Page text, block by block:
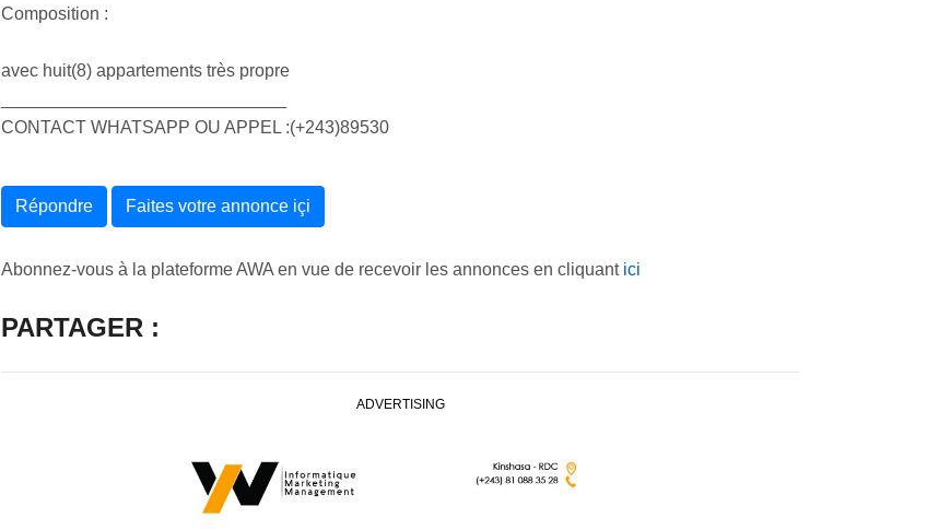
Composition :
avec huit(8) appartements très propre
CONTACT WHATSAPP OU APPEL :(+243)89530
Répondre Faites votre annonce içi
Abonnez-vous à la plateforme AWA en vue de recevoir les annonces en cliquant ici
PARTAGER :
ADVERTISING